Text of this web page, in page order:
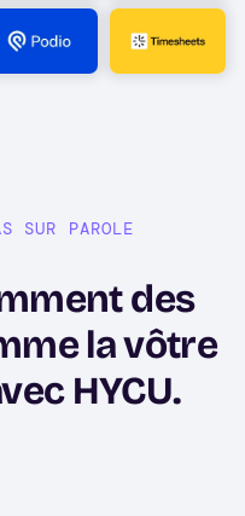
Image
SUR PAROLE
des
la vôtre
HYCU.